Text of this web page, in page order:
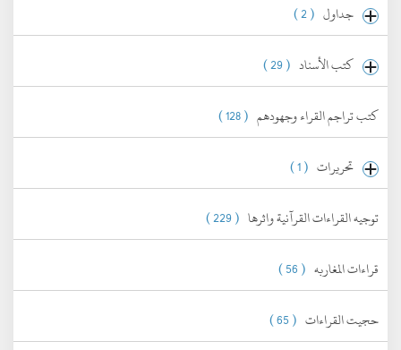
جداول ( 2 )
كتب الأسناد ( 29 )
كتب تراجم القراء وجهودهم ( 128 )
تحريرات ( 1 )
توجيه القراءات القرآنية واثرها ( 229 )
قراءات المغاربه ( 56 )
حجيت القراءات ( 65 )